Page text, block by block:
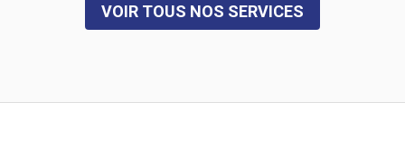
VOIR TOUS NOS SERVICES